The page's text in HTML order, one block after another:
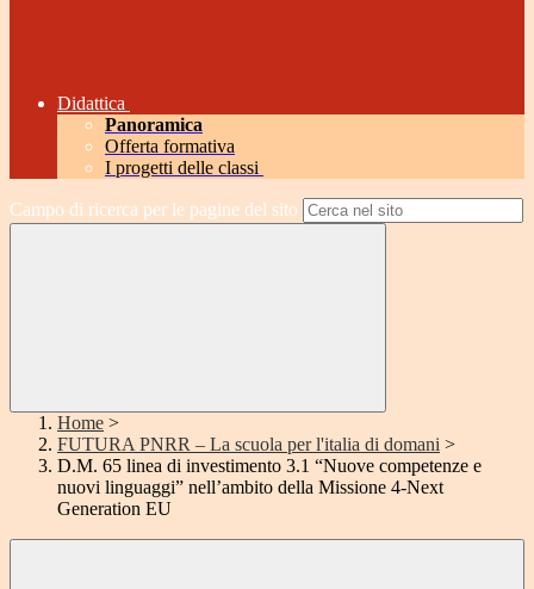
Didattica
Panoramica
Offerta formativa
I progetti delle classi
Campo di ricerca per le pagine del sito
Home >
FUTURA PNRR – La scuola per l'italia di domani >
D.M. 65 linea di investimento 3.1 “Nuove competenze e
nuovi linguaggi” nell’ambito della Missione 4-Next
Generation EU